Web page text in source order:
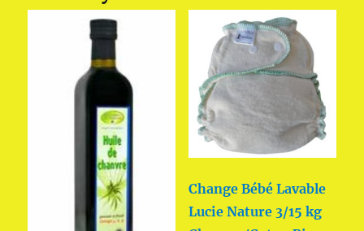
Change Bébé Lavable
Lucie Nature 3/15 kg